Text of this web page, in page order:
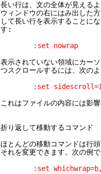
長い行は、文の全体が見える
ウィンドウの右にはみ出した
して長い行を表示することに
す:
:set nowrap
表示されていない領域にカー
つスクロールするには、次の
:set
これはファイルの内容には影
折り返して移動するコマンド
ほとんどの移動コマンドは行
それを変更できます。次の例
:set